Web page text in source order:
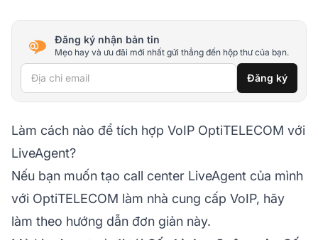
Đăng ký nhận bản tin
Mẹo hay và ưu đãi mới nhất gửi thẳng đến hộp thư của bạn.
Địa chỉ email Đăng ký
Làm cách nào để tích hợp VoIP OptiTELECOM với
LiveAgent?
Nếu bạn muốn tạo call center LiveAgent của mình
với OptiTELECOM làm nhà cung cấp VoIP, hãy
làm theo hướng dẫn đơn giản này.